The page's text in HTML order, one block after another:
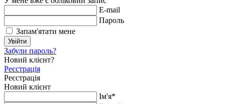
E-mail
Пароль
Запам'ятати мене
Увійти
Забули пароль?
Новий клієнт?
Реєстрація
Реєстрація
Новий клієнт
Ім'я*